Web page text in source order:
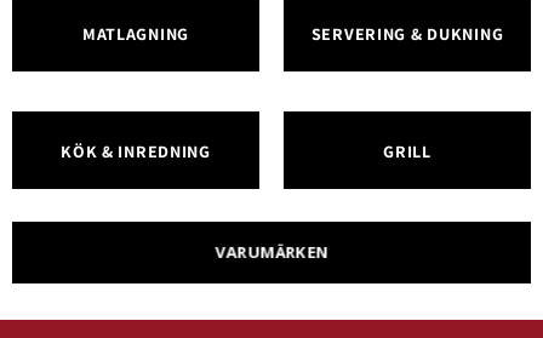
MATLAGNING SERVERING & DUKNING
KÖK & INREDNING GRILL
VARUMÄRKEN